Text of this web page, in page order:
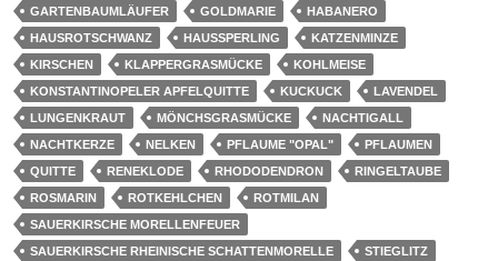
GARTENBAUMLÄUFER
GOLDMARIE
HABANERO
HAUSROTSCHWANZ
HAUSSPERLING
KATZENMINZE
KIRSCHEN
KLAPPERGRASMÜCKE
KOHLMEISE
KONSTANTINOPELER APFELQUITTE
KUCKUCK
LAVENDEL
LUNGENKRAUT
MÖNCHSGRASMÜCKE
NACHTIGALL
NACHTKERZE
NELKEN PFLAUME "OPAL"
PFLAUMEN
QUITTE
RENEKLODE RHODODENDRON
RINGELTAUBE
ROSMARIN
ROTKEHLCHEN
ROTMILAN
SAUERKIRSCHE MORELLENFEUER
SAUERKIRSCHE RHEINISCHE SCHATTENMORELLE
STIEGLITZ